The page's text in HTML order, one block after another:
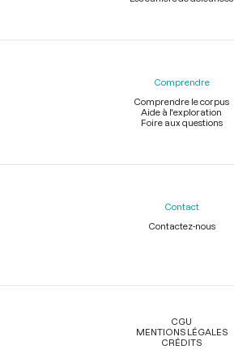
Comprendre
Comprendre le corpus
Aide à l'exploration
Foire aux questions
Contact
Contactez-nous
Légal
CGU
MENTIONS LÉGALES
CRÉDITS